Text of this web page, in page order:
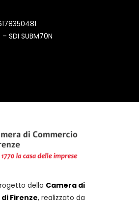
SDI SUBM70N
della Camera di
Firenze, realizzato da